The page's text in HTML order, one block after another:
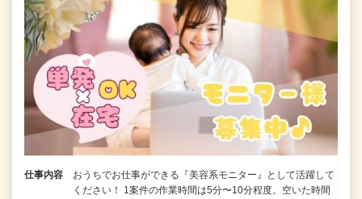
仕事内容
おうちでお仕事ができる『美容系モニター』として活躍して
ください！ 1案件の作業時間は5分〜10分程度。空いた時間